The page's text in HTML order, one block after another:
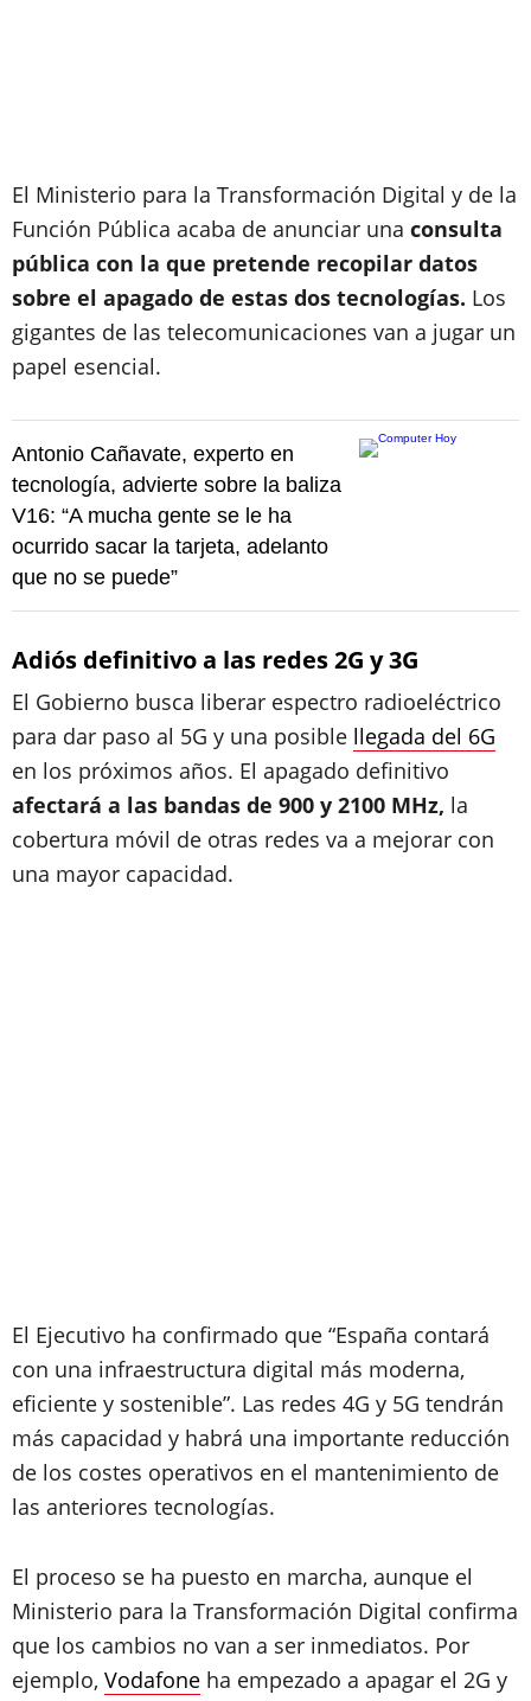
El Ministerio para la Transformación Digital y de la
Función Pública acaba de anunciar una consulta
pública con la que pretende recopilar datos
sobre el apagado de estas dos tecnologías. Los
gigantes de las telecomunicaciones van a jugar un
papel esencial.
Antonio Cañavate, experto en
tecnología, advierte sobre la baliza
V16: “A mucha gente se le ha
ocurrido sacar la tarjeta, adelanto
que no se puede”
Adiós definitivo a las redes 2G y 3G
El Gobierno busca liberar espectro radioeléctrico
para dar paso al 5G y una posible llegada del 6G
en los próximos años. El apagado definitivo
afectará a las bandas de 900 y 2100 MHz, la
cobertura móvil de otras redes va a mejorar con
una mayor capacidad.
El Ejecutivo ha confirmado que “España contará
con una infraestructura digital más moderna,
eficiente y sostenible”. Las redes 4G y 5G tendrán
más capacidad y habrá una importante reducción
de los costes operativos en el mantenimiento de
las anteriores tecnologías.
El proceso se ha puesto en marcha, aunque el
Ministerio para la Transformación Digital confirma
que los cambios no van a ser inmediatos. Por
ejemplo, Vodafone ha empezado a apagar el 2G y